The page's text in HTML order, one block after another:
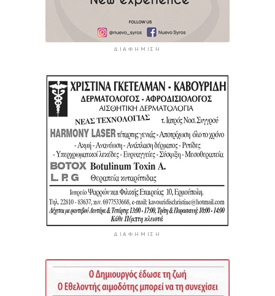
ΔΙΑΦΉΜΙΣΗ
ΔΙΑΦΉΜΙΣΗ